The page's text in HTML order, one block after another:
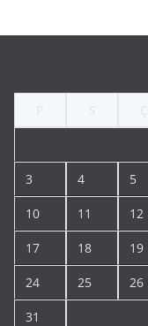
3 4 5
10 11 12
17 18 19
24 25 26
31